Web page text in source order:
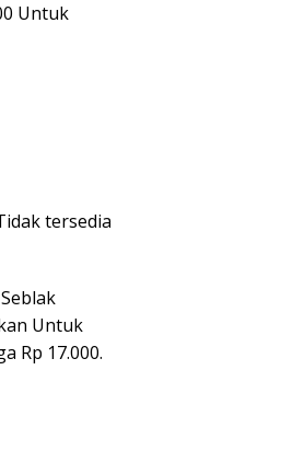
Untuk
tersedia
Untuk
Rp 17.000.